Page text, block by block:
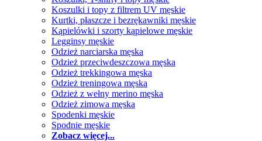
Koszulki i topy z filtrem UV męskie
Kurtki, płaszcze i bezrękawniki męskie
Kąpielówki i szorty kąpielowe męskie
Legginsy męskie
Odzież narciarska męska
Odzież przeciwdeszczowa męska
Odzież trekkingowa męska
Odzież treningowa męska
Odzież z wełny merino męska
Odzież zimowa męska
Spodenki męskie
Spodnie męskie
Zobacz więcej...